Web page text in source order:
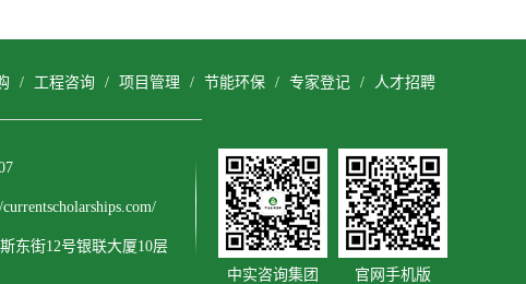
/ 工程咨询 / 项目管理 / 节能环保 / 专家登记 / 人才招聘
东街12号银联大厦10层
中实咨询集团
官网手机版